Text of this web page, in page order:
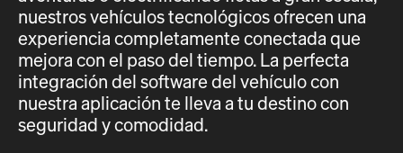
nuestros vehículos tecnológicos ofrecen una
experiencia completamente conectada que
mejora con el paso del tiempo. La perfecta
integración del software del vehículo con
nuestra aplicación te lleva a tu destino con
seguridad y comodidad.